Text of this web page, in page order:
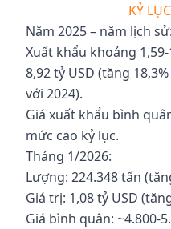
KỶ
Năm 2025 – năm lịch sử:
Xuất khẩu khoảng
8,92 tỷ USD (tăng
với 2024).
Giá xuất khẩu bình
mức cao kỷ lục.
Tháng 1/2026:
Lượng: 224.348 tấn
Giá trị: 1,08 tỷ USD
Giá bình quân: ~4.800-